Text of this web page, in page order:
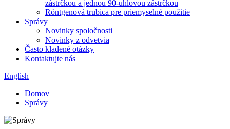
zástrčkou a jednou 90-uhlovou zástrčkou
Röntgenová trubica pre priemyselné použitie
Správy
Novinky spoločnosti
Novinky z odvetvia
Často kladené otázky
Kontaktujte nás
English
Domov
Správy